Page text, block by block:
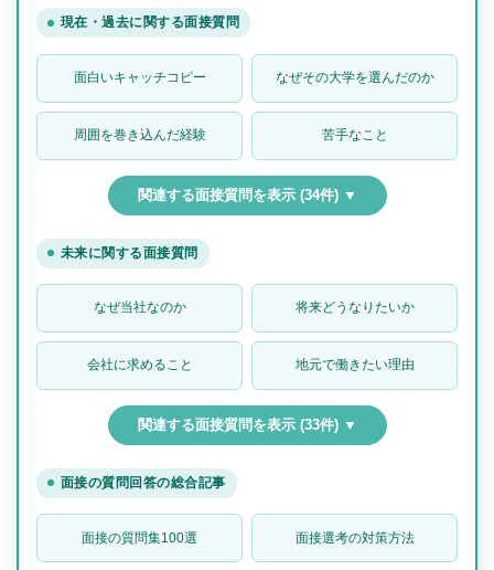
現在・過去に関する面接質問
面白いキャッチコピー なぜその大学を選んだのか
周囲を巻き込んだ経験 苦手なこと
関連する面接質問を表示 (34件) ▼
未来に関する面接質問
なぜ当社なのか 将来どうなりたいか
会社に求めること 地元で働きたい理由
関連する面接質問を表示 (33件) ▼
面接の質問回答の総合記事
面接の質問集100選 面接選考の対策方法